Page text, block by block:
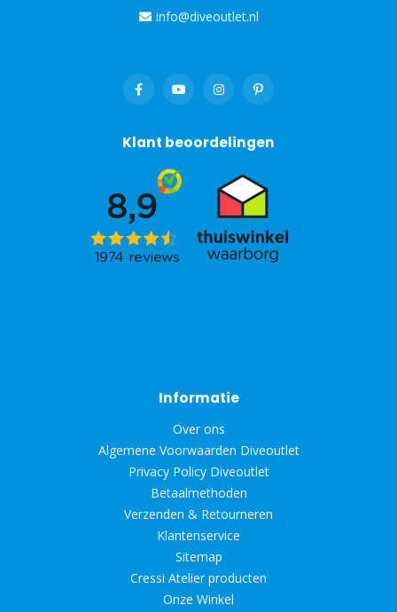
info@diveoutlet.nl
Klant beoordelingen
Informatie
Over ons
Algemene Voorwaarden Diveoutlet
Privacy Policy Diveoutlet
Betaalmethoden
Verzenden & Retourneren
Klantenservice
Sitemap
Cressi Atelier producten
Onze Winkel